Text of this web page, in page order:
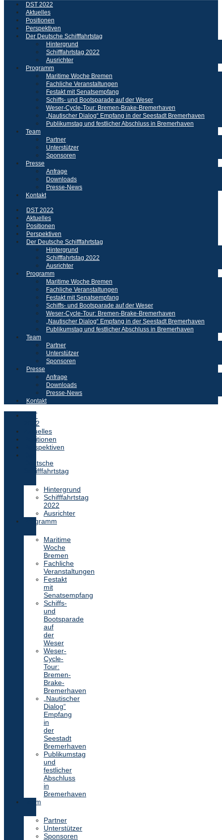
DST 2022
Aktuelles
Positionen
Perspektiven
Der Deutsche Schifffahrtstag
Hintergrund
Schifffahrtstag 2022
Ausrichter
Programm
Maritime Woche Bremen
Fachliche Veranstaltungen
Festakt mit Senatsempfang
Schiffs- und Bootsparade auf der Weser
Weser-Cycle-Tour: Bremen-Brake-Bremerhaven
„Nautischer Dialog“ Empfang in der Seestadt Bremerhaven
Publikumstag und festlicher Abschluss in Bremerhaven
Team
Partner
Unterstützer
Sponsoren
Presse
Anfrage
Downloads
Presse-News
Kontakt
DST 2022
Aktuelles
Positionen
Perspektiven
Der Deutsche Schifffahrtstag
Hintergrund
Schifffahrtstag 2022
Ausrichter
Programm
Maritime Woche Bremen
Fachliche Veranstaltungen
Festakt mit Senatsempfang
Schiffs- und Bootsparade auf der Weser
Weser-Cycle-Tour: Bremen-Brake-Bremerhaven
„Nautischer Dialog“ Empfang in der Seestadt Bremerhaven
Publikumstag und festlicher Abschluss in Bremerhaven
Team
Partner
Unterstützer
Sponsoren
Presse
Anfrage
Downloads
Presse-News
Kontakt
DST
2022
Aktuelles
Positionen
Perspektiven
Deutsche
Schifffahrtstag
Hintergrund
Schifffahrtstag
2022
Ausrichter
Programm
Maritime
Woche
Bremen
Fachliche
Veranstaltungen
Festakt
mit
Senatsempfang
Schiffs-
und
Bootsparade
auf
der
Weser
Weser-
Cycle-
Tour:
Bremen-
Brake-
Bremerhaven
„Nautischer
Dialog“
Empfang
in
der
Seestadt
Bremerhaven
Publikumstag
und
festlicher
Abschluss
in
Bremerhaven
Team
Partner
Unterstützer
Sponsoren